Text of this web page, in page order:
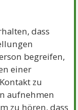
dass
begreifen,
einer
zu
aufnehmen
zu hören, dass